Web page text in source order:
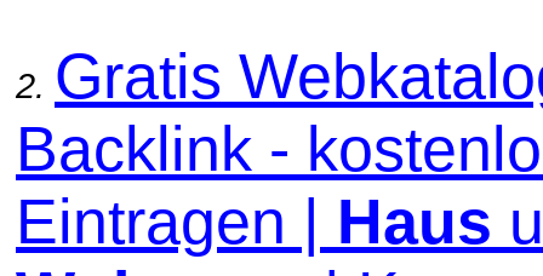
2. Gratis
Backlink -
Eintragen | Haus